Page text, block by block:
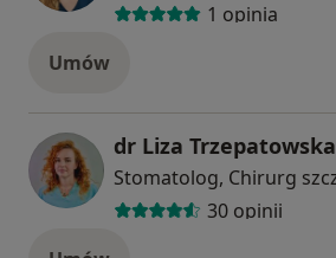
1 opinia
Umów
dr Liza Trzepatowska
30 opinii